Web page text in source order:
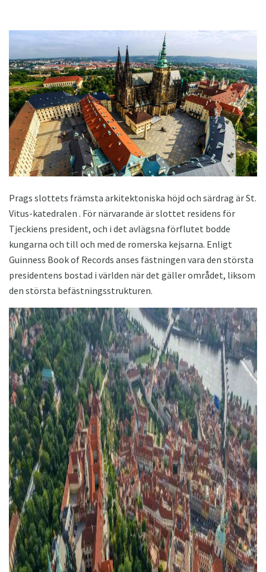
Prags slottets främsta arkitektoniska höjd och särdrag är St.
Vitus-katedralen . För närvarande är slottet residens för
Tjeckiens president, och i det avlägsna förflutet bodde
kungarna och till och med de romerska kejsarna. Enligt
Guinness Book of Records anses fästningen vara den största
presidentens bostad i världen när det gäller området, liksom
den största befästningsstrukturen.